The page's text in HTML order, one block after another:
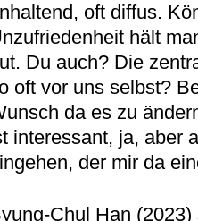
oft diffus.
hält
Du auch? Die
oft vor uns selbst?
da es zu
interessant, ja, aber
der mir da
Chul Han